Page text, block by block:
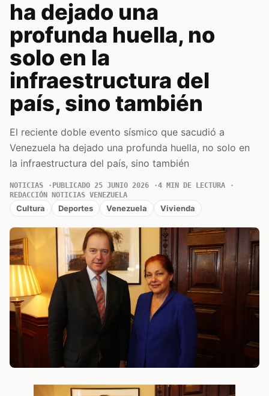
ha dejado una
profunda huella, no
solo en la
infraestructura del
país, sino también
El reciente doble evento sísmico que sacudió a
Venezuela ha dejado una profunda huella, no solo en
la infraestructura del país, sino también
NOTICIAS PUBLICADO 25 JUNIO 2026
4 MIN DE LECTURA
REDACCIÓN NOTICIAS VENEZUELA
Cultura Deportes Venezuela Vivienda